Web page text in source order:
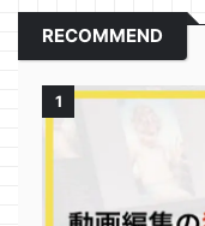
RECOMMEND
1